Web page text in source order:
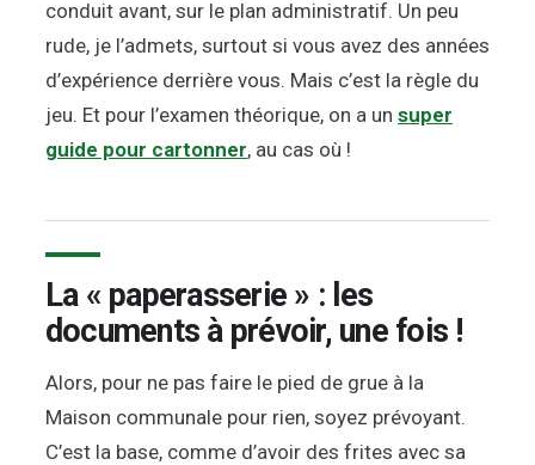
conduit avant, sur le plan administratif. Un peu
rude, je l’admets, surtout si vous avez des années
d’expérience derrière vous. Mais c’est la règle du
jeu. Et pour l’examen théorique, on a un super
guide pour cartonner, au cas où !
La « paperasserie » : les
documents à prévoir, une fois !
Alors, pour ne pas faire le pied de grue à la
Maison communale pour rien, soyez prévoyant.
C’est la base, comme d’avoir des frites avec sa